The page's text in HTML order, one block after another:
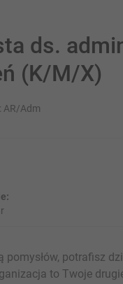
ds.
(K/M/X)
AR/Adm
pomysłów, potrafisz
to Twoje